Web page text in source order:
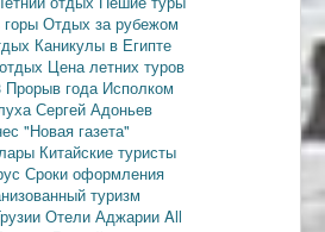
горы Отдых за рубежом
Каникулы в Египте
Цена летних туров
Прорыв года Исполком
Сергей Адоньев
"Новая газета"
Китайские туристы
Сроки оформления
туризм
Отели Аджарии All